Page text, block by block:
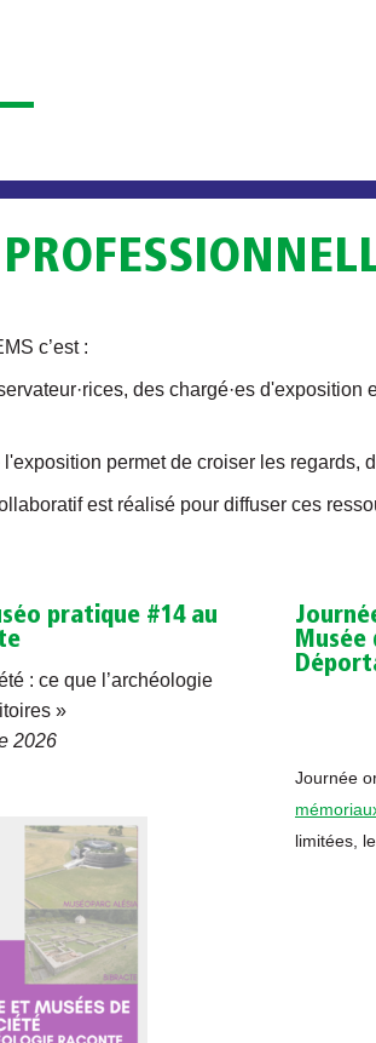
c’est :
des chargé·es
l'exposition permet de croiser les
est réalisé pour diffuser ces
pratique #14 au
: ce que l’archéologie
»
2026
Journée
limitées,